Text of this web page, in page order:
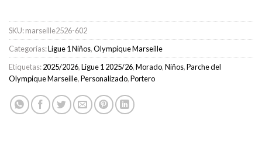
SKU:marseille2526-602
Categorías:Ligue 1 Niños,Olympique Marseille
Etiquetas:2025/2026,Ligue 1 2025/26,Morado,Niños,Parche del
Olympique Marseille,Personalizado,Portero